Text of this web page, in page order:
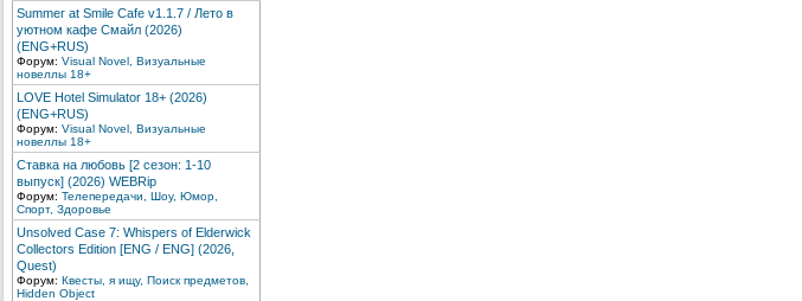
Summer at Smile Cafe v1.1.7 / Лето в
уютном кафе Смайл (2026)
(ENG+RUS)
Форум: Visual Novel, Визуальные
новеллы 18+
LOVE Hotel Simulator 18+ (2026)
(ENG+RUS)
Форум: Visual Novel, Визуальные
новеллы 18+
Ставка на любовь [2 сезон: 1-10
выпуск] (2026) WEBRip
Форум: Телепередачи, Шоу, Юмор,
Спорт, Здоровье
Unsolved Case 7: Whispers of Elderwick
Collectors Edition [ENG / ENG] (2026,
Quest)
Форум: Квесты, я ищу, Поиск предметов,
Hidden Object